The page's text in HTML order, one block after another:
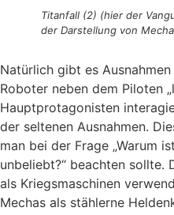
Titanfall (2) (hier der
der Darstellung von
Natürlich gibt es
Roboter neben dem Piloten
Hauptprotagonisten
der seltenen Ausnahmen.
man bei der Frage „Warum
unbeliebt?“ beachten sollte.
als Kriegsmaschinen
Mechas als stählerne